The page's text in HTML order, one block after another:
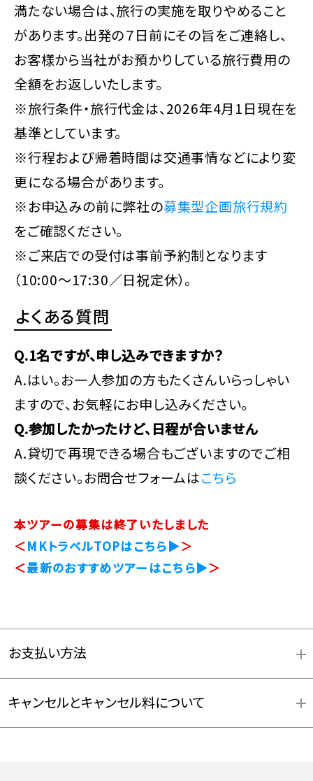
満たない場合は、旅行の実施を取りやめること
があります。出発の７日前にその旨をご連絡し、
お客様から当社がお預かりしている旅行費用の
全額をお返しいたします。
※旅行条件・旅行代金は、2026年4月1日現在を
基準としています。
※行程および帰着時間は交通事情などにより変
更になる場合があります。
※お申込みの前に弊社の募集型企画旅行規約
をご確認ください。
※ご来店での受付は事前予約制となります
（10:00～17:30／日祝定休）。
よくある質問
Q.1名ですが、申し込みできますか？
A.はい。お一人参加の方もたくさんいらっしゃい
ますので、お気軽にお申し込みください。
Q.参加したかったけど、日程が合いません
A.貸切で再現できる場合もございますのでご相
談ください。お問合せフォームはこちら
本ツアーの募集は終了いたしました
＜MKトラベルTOPはこちら▶＞
＜最新のおすすめツアーはこちら▶＞
お支払い方法
キャンセルとキャンセル料について